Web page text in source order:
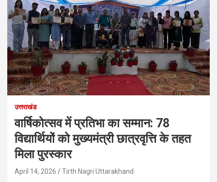
उत्तराखंड
वार्षिकोत्सव में प्रतिभा का सम्मान: 78
विद्यार्थियों को मुख्यमंत्री छात्रवृत्ति के तहत
मिला पुरस्कार
April 14, 2026 Tirth Nagri Uttarakhand